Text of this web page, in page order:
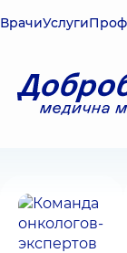
ВрачиУслуги